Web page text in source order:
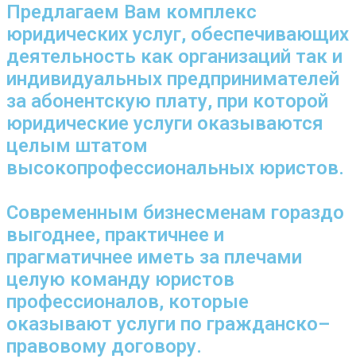
Предлагаем Вам комплекс
юридических услуг, обеспечивающих
деятельность как организаций так и
индивидуальных предпринимателей
за абонентскую плату, при которой
юридические услуги оказываются
целым штатом
высокопрофессиональных юристов.
Современным бизнесменам гораздо
выгоднее, практичнее и
прагматичнее иметь за плечами
целую команду юристов
профессионалов, которые
оказывают услуги по гражданско–
правовому договору.